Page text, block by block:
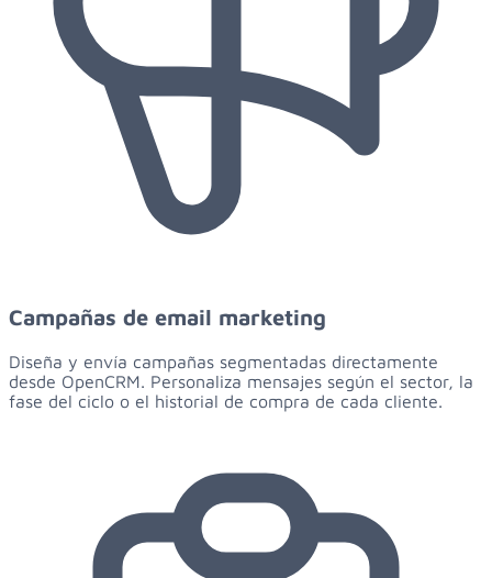
Campañas de email marketing
Diseña y envía campañas segmentadas directamente
desde OpenCRM. Personaliza mensajes según el sector, la
fase del ciclo o el historial de compra de cada cliente.